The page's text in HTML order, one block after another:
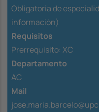
Obligatoria de
información)
Requisitos
Prerrequisito: XC
Departamento
AC
Mail